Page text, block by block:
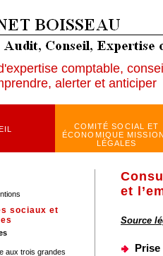
comptable,
alerter et anticiper
COMITÉ SOCIAL ET
ÉCONOMIQUE
LÉGALES
sociaux et
aux trois grandes
et
Source
Prise